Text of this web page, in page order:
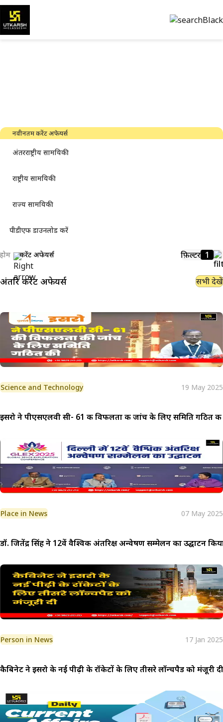
नवीनतम करेंट अफेयर्स
अंतरराष्ट्रीय सामयिकी
राष्ट्रीय सामयिकी
राज्य सामयिकी
पीडीएफ डाउनलोड करें
होम करेंट अफेयर्स फ़िल्टर 1
अंतरिक्ष करेंट अफेयर्स सभी देखें
Science and Technology 19 May 2025
इसरो ने पीएसएलवी सी- 61 की विफलता की जांच के लिए समिति गठित की
Place in News 07 May 2025
डॉ. जितेंद्र सिंह ने 12वें वैश्विक अंतरिक्ष अन्वेषण सम्मेलन का उद्घाटन
Person in News 17 Jan 2025
कैबिनेट ने इसरो के नई पीढ़ी के रॉकेटों के लिए तीसरे लॉन्चपैड को मंजूरी दी